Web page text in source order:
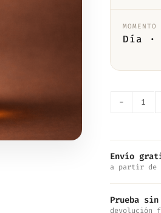
MOMENTO
Día ·
en
Envío
a partir de
Prueba
devolución